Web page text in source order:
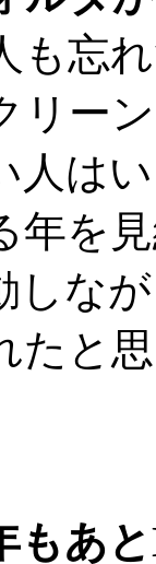
も忘
リー
人は
年を
しな
たと
もあ